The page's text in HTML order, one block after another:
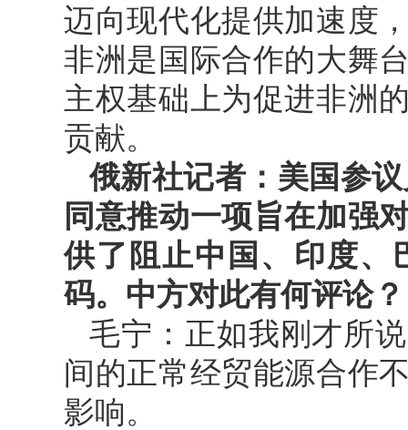
迈向现代化提供加速度
非洲是国际合作的大舞
主权基础上为促进非洲
贡献。
俄新社记者：美国参
同意推动一项旨在加强
供了阻止中国、印度、
码。中方对此有何评论？
毛宁：正如我刚才所
间的正常经贸能源合作
影响。